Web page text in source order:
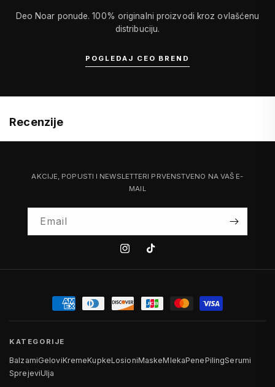
Deo Noar ponude. 100% originalni proizvodi kroz ovlašćenu
distribuciju.
POGLEDAJ CEO BREND
Recenzije
AKCIJE, POPUSTI I NEWSLETTERI PRVENSTVENO NA VAŠ E-
MAIL
Email
InstagramTiktok
KATEGORIJE
BalzamiGeloviKremeKupkeLosioniMaskeMlekaPenePilingSerumi
SprejeviUlja